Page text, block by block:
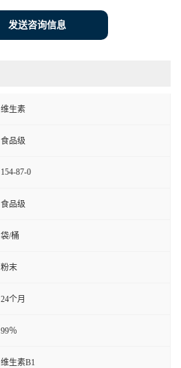
发送咨询信息
维生素
食品级
154-87-0
食品级
袋/桶
粉末
24个月
99％
维生素B1